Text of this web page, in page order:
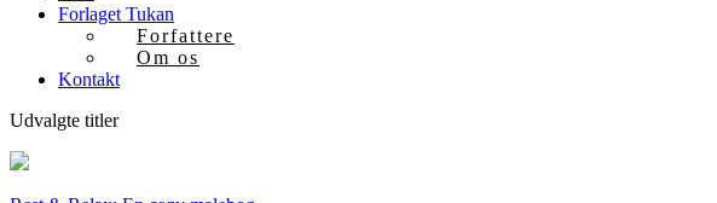
Forlaget Tukan
Forfattere
Om os
Kontakt
Udvalgte titler